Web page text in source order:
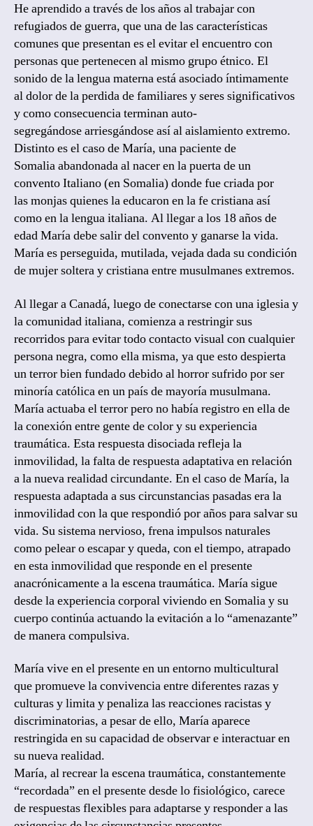
He aprendido a través de los años al trabajar con
refugiados de guerra, que una de las características
comunes que presentan es el evitar el encuentro con
personas que pertenecen al mismo grupo étnico. El
sonido de la lengua materna está asociado íntimamente
al dolor de la perdida de familiares y seres significativos
y como consecuencia terminan auto-
segregándose arriesgándose así al aislamiento extremo.
Distinto es el caso de María, una paciente de
Somalia abandonada al nacer en la puerta de un
convento Italiano (en Somalia) donde fue criada por
las monjas quienes la educaron en la fe cristiana así
como en la lengua italiana. Al llegar a los 18 años de
edad María debe salir del convento y ganarse la vida.
María es perseguida, mutilada, vejada dada su condición
de mujer soltera y cristiana entre musulmanes extremos.
Al llegar a Canadá, luego de conectarse con una iglesia y
la comunidad italiana, comienza a restringir sus
recorridos para evitar todo contacto visual con cualquier
persona negra, como ella misma, ya que esto despierta
un terror bien fundado debido al horror sufrido por ser
minoría católica en un país de mayoría musulmana.
María actuaba el terror pero no había registro en ella de
la conexión entre gente de color y su experiencia
traumática. Esta respuesta disociada refleja la
inmovilidad, la falta de respuesta adaptativa en relación
a la nueva realidad circundante. En el caso de María, la
respuesta adaptada a sus circunstancias pasadas era la
inmovilidad con la que respondió por años para salvar su
vida. Su sistema nervioso, frena impulsos naturales
como pelear o escapar y queda, con el tiempo, atrapado
en esta inmovilidad que responde en el presente
anacrónicamente a la escena traumática. María sigue
desde la experiencia corporal viviendo en Somalia y su
cuerpo continúa actuando la evitación a lo “amenazante”
de manera compulsiva.
María vive en el presente en un entorno multicultural
que promueve la convivencia entre diferentes razas y
culturas y limita y penaliza las reacciones racistas y
discriminatorias, a pesar de ello, María aparece
restringida en su capacidad de observar e interactuar en
su nueva realidad.
María, al recrear la escena traumática, constantemente
“recordada” en el presente desde lo fisiológico, carece
de respuestas flexibles para adaptarse y responder a las